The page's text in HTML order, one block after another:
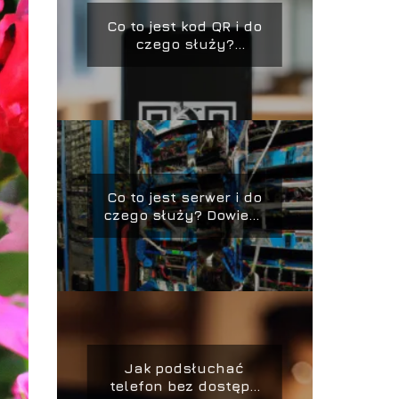
Co to jest kod QR i do
czego służy?
Co to jest serwer i do
czego służy? Dowiedz
się teraz!
Jak podsłuchać
telefon bez dostępu